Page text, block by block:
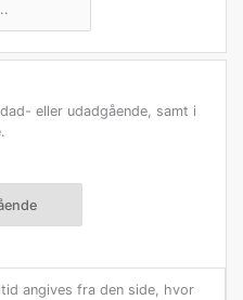
eller udadgående, samt i
angives fra den side, hvor